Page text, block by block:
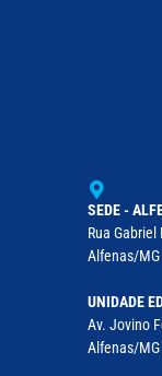
SEDE -
Rua
Alfenas/MG
UNIDADE
Av. Jovino
Alfenas/MG